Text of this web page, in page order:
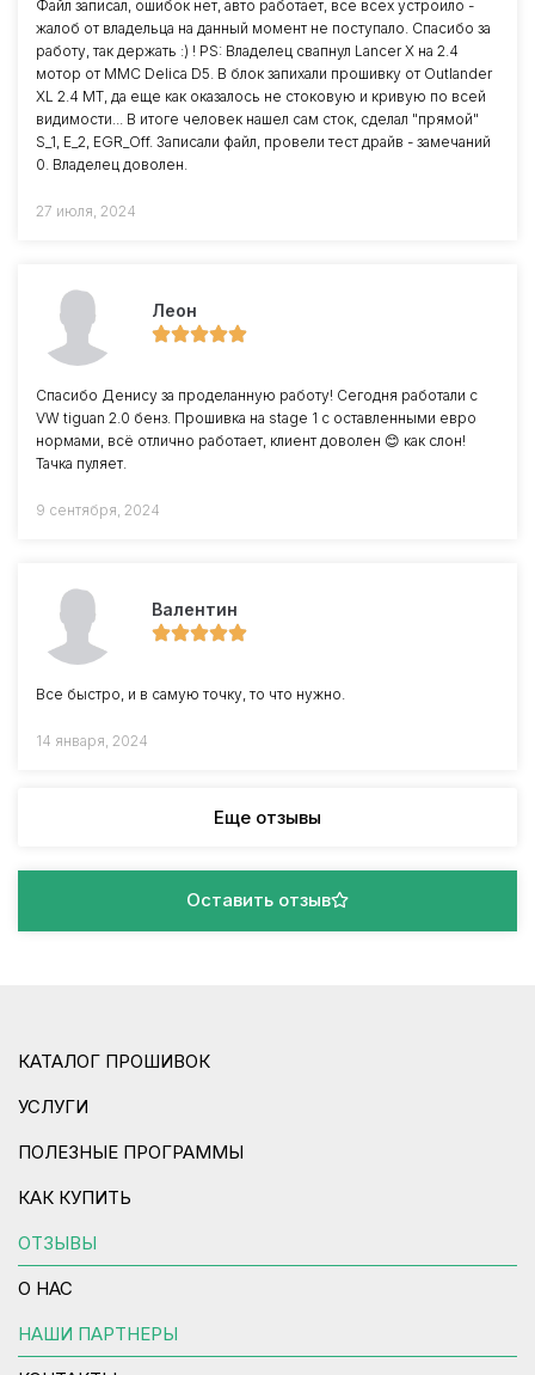
Файл записал, ошибок нет, авто работает, все всех устроило -
жалоб от владельца на данный момент не поступало. Спасибо за
работу, так держать :) ! PS: Владелец свапнул Lancer X на 2.4
мотор от MMC Delica D5. В блок запихали прошивку от Outlander
XL 2.4 MT, да еще как оказалось не стоковую и кривую по всей
видимости... В итоге человек нашел сам сток, сделал "прямой"
S_1, E_2, EGR_Off. Записали файл, провели тест драйв - замечаний
0. Владелец доволен.
27 июля, 2024
Леон
Спасибо Денису за проделанную работу! Сегодня работали с
VW tiguan 2.0 бенз. Прошивка на stage 1 с оставленными евро
нормами, всё отлично работает, клиент доволен 😊 как слон!
Тачка пуляет.
9 сентября, 2024
Валентин
Все быстро, и в самую точку, то что нужно.
14 января, 2024
Еще отзывы
Оставить отзыв
КАТАЛОГ ПРОШИВОК
УСЛУГИ
ПОЛЕЗНЫЕ ПРОГРАММЫ
КАК КУПИТЬ
ОТЗЫВЫ
О НАС
НАШИ ПАРТНЕРЫ